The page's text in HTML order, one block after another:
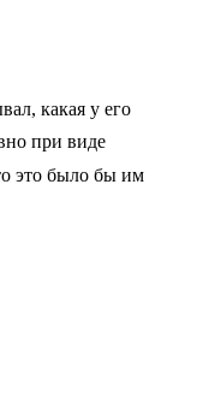
какая у его
при виде
это было бы им